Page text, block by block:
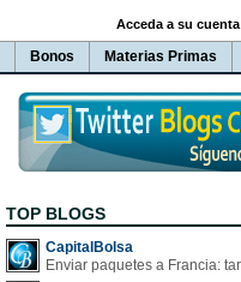
Bonos Materias Primas
Acceda a su cuenta
TOP BLOGS
CapitalBolsa